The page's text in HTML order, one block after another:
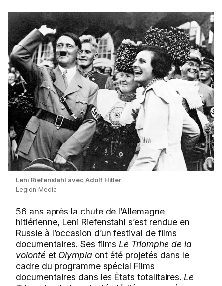
Leni Riefenstahl avec Adolf Hitler
Legion Media
56 ans après la chute de l’Allemagne
hitlérienne, Leni Riefenstahl s’est rendue en
Russie à l’occasion d’un festival de films
documentaires. Ses films Le Triomphe de la
volonté et Olympia ont été projetés dans le
cadre du programme spécial Films
documentaires dans les États totalitaires. Le